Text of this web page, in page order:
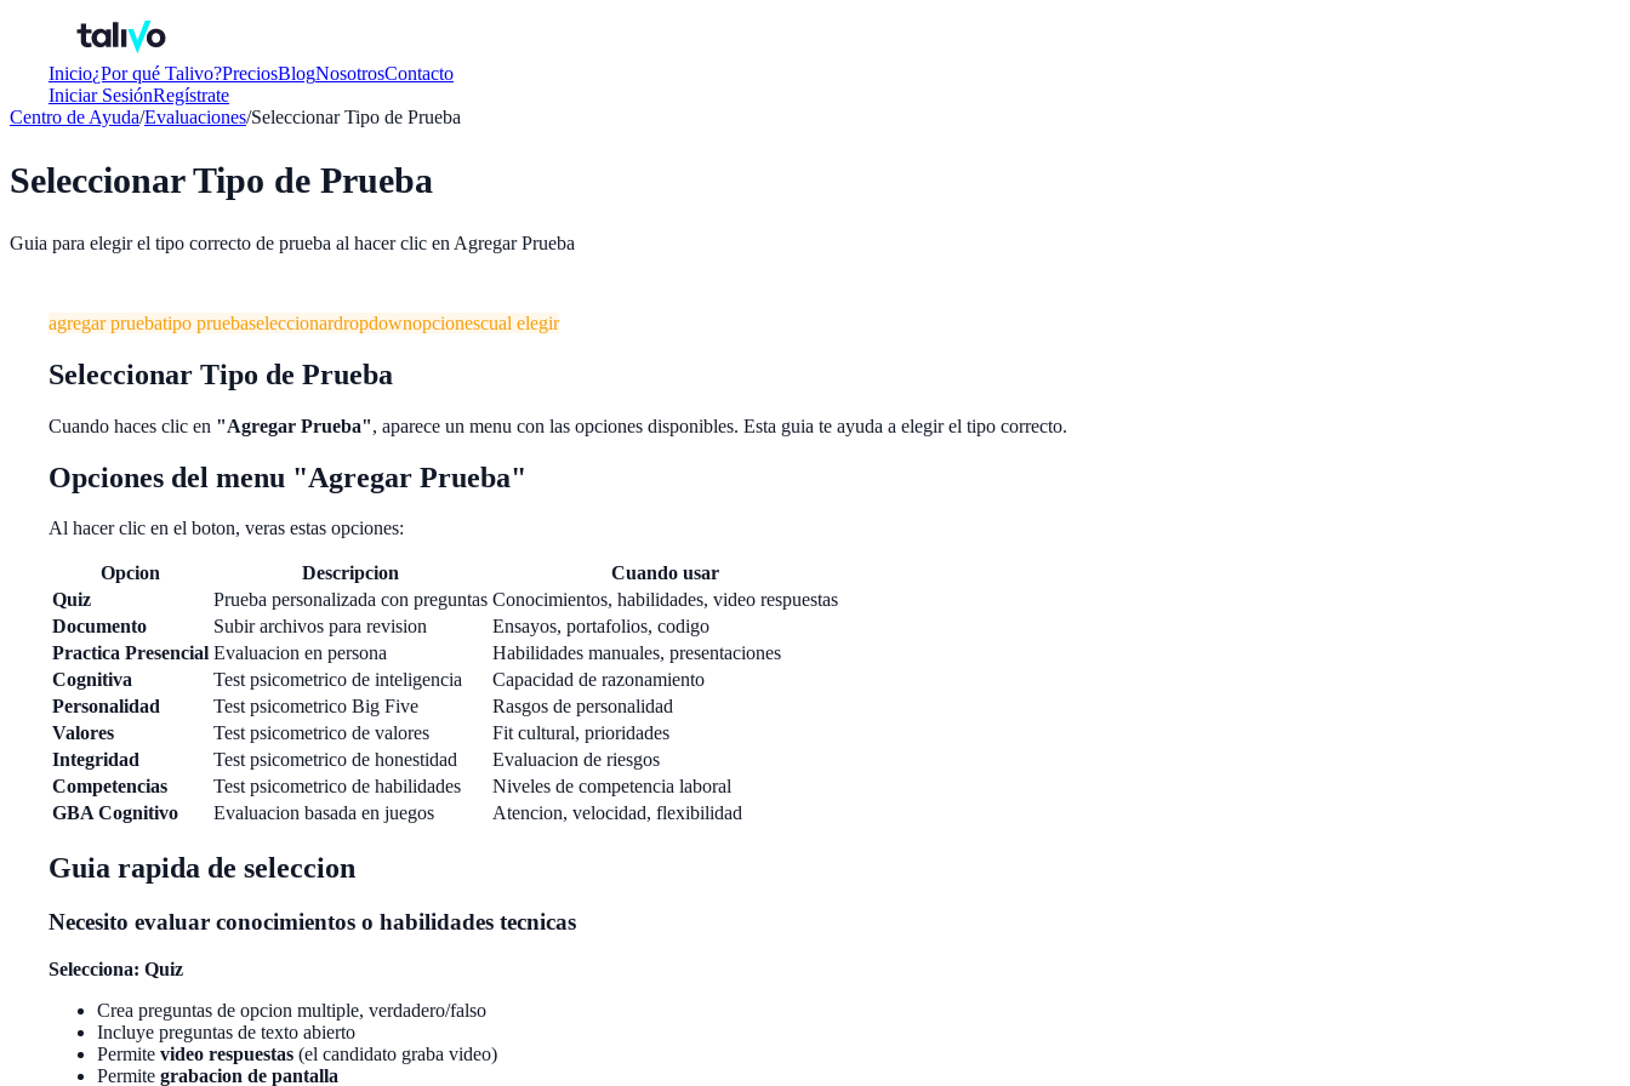
Inicio¿Por qué Talivo?PreciosBlogNosotrosContacto
Iniciar SesiónRegístrate
Centro de Ayuda/Evaluaciones/Seleccionar Tipo de Prueba
Seleccionar Tipo de Prueba
Guia para elegir el tipo correcto de prueba al hacer clic en Agregar Prueba
agregar pruebatipo pruebaseleccionardropdownopcionescual elegir
Seleccionar Tipo de Prueba
Cuando haces clic en "Agregar Prueba", aparece un menu con las opciones disponibles. Esta guia te ayuda a elegir el tipo correcto.
Opciones del menu "Agregar Prueba"
Al hacer clic en el boton, veras estas opciones:
Opcion Descripcion
Cuando usar
Quiz
Prueba personalizada con preguntas Conocimientos, habilidades, video respuestas
Documento
Subir archivos para revision
Ensayos, portafolios, codigo
Practica Presencial Evaluacion en persona
Habilidades manuales, presentaciones
Cognitiva
Test psicometrico de inteligencia
Capacidad de razonamiento
Personalidad
Test psicometrico Big Five
Rasgos de personalidad
Valores
Test psicometrico de valores
Fit cultural, prioridades
Integridad
Test psicometrico de honestidad
Evaluacion de riesgos
Competencias
Test psicometrico de habilidades
Niveles de competencia laboral
GBA Cognitivo
Evaluacion basada en juegos Atencion, velocidad, flexibilidad
Guia rapida de seleccion
Necesito evaluar conocimientos o habilidades tecnicas
Selecciona: Quiz
Crea preguntas de opcion multiple, verdadero/falso
Incluye preguntas de texto abierto
Permite video respuestas (el candidato graba video)
Permite grabacion de pantalla